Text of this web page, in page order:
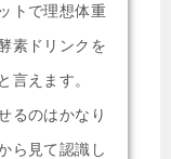
トで理想体重
素ドリンクを
言えます。
るのはかなり
ら見て認識し